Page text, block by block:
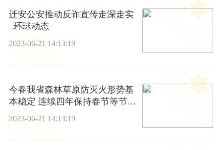
迁安公安推动反诈宣传走深走实
_环球动态
2023-06-21 14:13:19
今春我省森林草原防灭火形势基
本稳定 连续四年保持春节等节假
2023-06-21 14:13:19